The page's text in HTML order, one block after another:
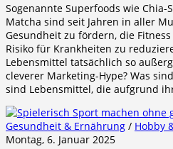
Sogenannte Superfoods wie Chia-
Matcha sind seit Jahren in aller
Gesundheit zu fördern, die
Risiko für Krankheiten zu
Lebensmittel tatsächlich so
cleverer Marketing-Hype? Was
sind Lebensmittel, die aufgrund
Gesundheit & Ernährung / Hobby
Montag, 6. Januar 2025